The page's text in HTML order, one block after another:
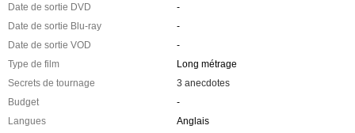
Date de sortie DVD
-
Date de sortie Blu-ray
-
Date de sortie VOD
-
Type de film
Long métrage
Secrets de tournage
3 anecdotes
Budget
-
Langues
Anglais